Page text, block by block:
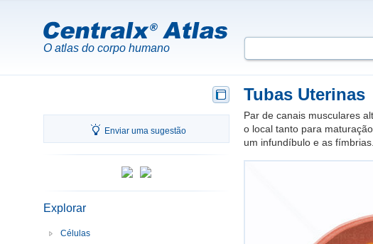
O atlas do corpo humano
Enviar uma sugestão
Explorar
Células
Tubas Uterinas
Par de canais musculares
o local tanto para
um infundíbulo e as